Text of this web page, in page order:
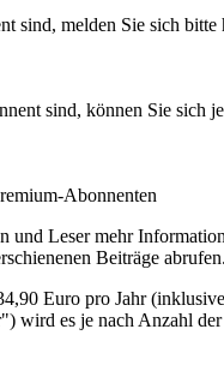
sind, melden Sie sich bitte
sind, können Sie sich
Abonnenten
und Leser mehr
Beiträge
Euro pro Jahr
wird es je nach Anzahl